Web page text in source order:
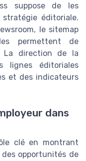
suppose de les
éditoriale.
le sitemap
permettent de
La direction de la
lignes éditoriales
et des indicateurs
dans
clé en montrant
opportunités de